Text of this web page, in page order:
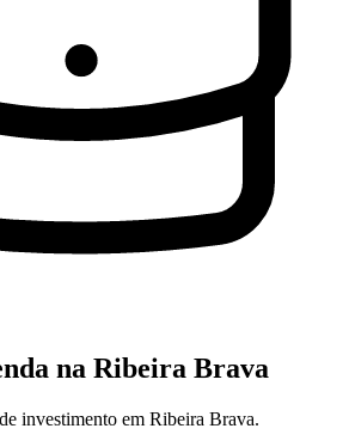
na Ribeira Brava
investimento em Ribeira Brava.